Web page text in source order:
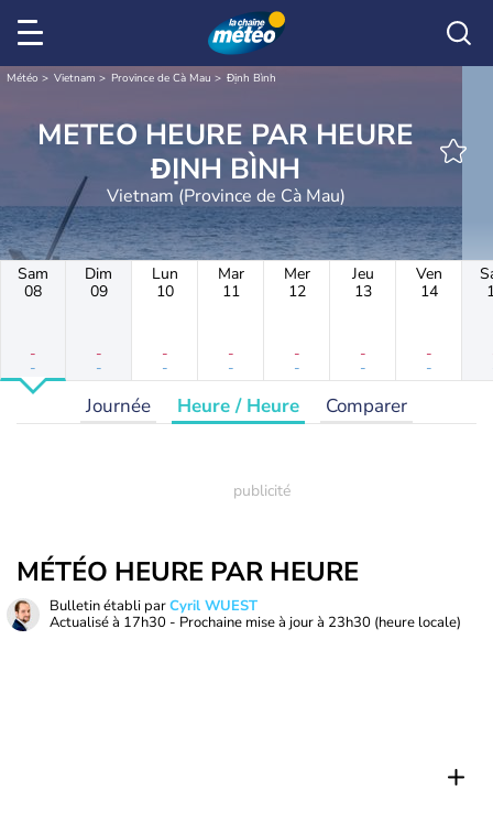
Météo Vietnam Province de Cà Mau Định Bình
METEO HEURE PAR HEURE
ĐỊNH BÌNH
Vietnam (Province de Cà Mau)
Sam
08
-
-
Dim
09
-
-
Lun
10
-
-
Mar
11
-
-
Mer
12
-
-
Jeu
13
-
-
Ven
14
-
-
Journée Heure / Heure Comparer
MÉTÉO HEURE PAR HEURE
Bulletin établi parCyril WUEST
Actualisé à 17h30 - Prochaine mise à jour à 23h30 (heure locale)